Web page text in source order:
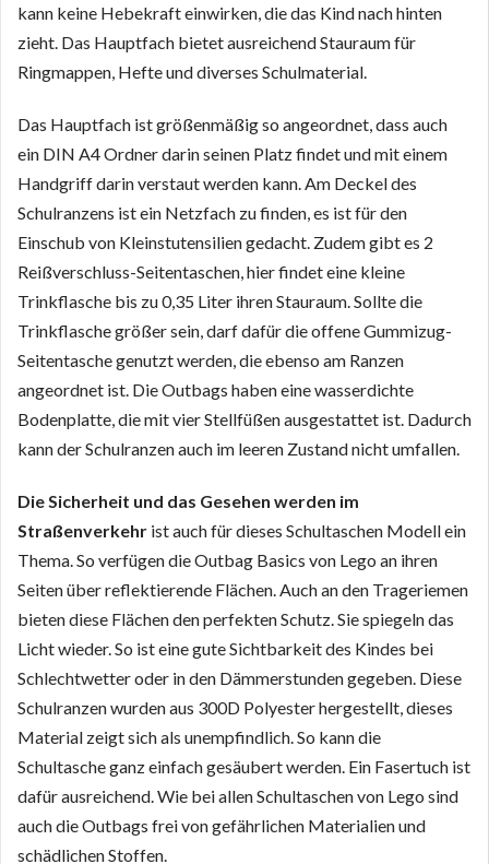
kann keine Hebekraft einwirken, die das Kind nach hinten
zieht. Das Hauptfach bietet ausreichend Stauraum für
Ringmappen, Hefte und diverses Schulmaterial.
Das Hauptfach ist größenmäßig so angeordnet, dass auch
ein DIN A4 Ordner darin seinen Platz findet und mit einem
Handgriff darin verstaut werden kann. Am Deckel des
Schulranzens ist ein Netzfach zu finden, es ist für den
Einschub von Kleinstutensilien gedacht. Zudem gibt es 2
Reißverschluss-Seitentaschen, hier findet eine kleine
Trinkflasche bis zu 0,35 Liter ihren Stauraum. Sollte die
Trinkflasche größer sein, darf dafür die offene Gummizug-
Seitentasche genutzt werden, die ebenso am Ranzen
angeordnet ist. Die Outbags haben eine wasserdichte
Bodenplatte, die mit vier Stellfüßen ausgestattet ist. Dadurch
kann der Schulranzen auch im leeren Zustand nicht umfallen.
Die Sicherheit und das Gesehen werden im
Straßenverkehr ist auch für dieses Schultaschen Modell ein
Thema. So verfügen die Outbag Basics von Lego an ihren
Seiten über reflektierende Flächen. Auch an den Trageriemen
bieten diese Flächen den perfekten Schutz. Sie spiegeln das
Licht wieder. So ist eine gute Sichtbarkeit des Kindes bei
Schlechtwetter oder in den Dämmerstunden gegeben. Diese
Schulranzen wurden aus 300D Polyester hergestellt, dieses
Material zeigt sich als unempfindlich. So kann die
Schultasche ganz einfach gesäubert werden. Ein Fasertuch ist
dafür ausreichend. Wie bei allen Schultaschen von Lego sind
auch die Outbags frei von gefährlichen Materialien und
schädlichen Stoffen.